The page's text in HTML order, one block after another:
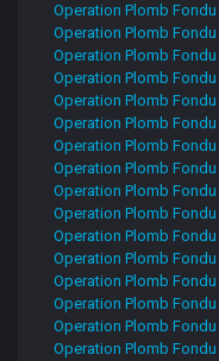
Operation Plomb Fondu
Operation Plomb Fondu
Operation Plomb Fondu
Operation Plomb Fondu
Operation Plomb Fondu
Operation Plomb Fondu
Operation Plomb Fondu
Operation Plomb Fondu
Operation Plomb Fondu
Operation Plomb Fondu
Operation Plomb Fondu
Operation Plomb Fondu
Operation Plomb Fondu
Operation Plomb Fondu
Operation Plomb Fondu
Operation Plomb Fondu